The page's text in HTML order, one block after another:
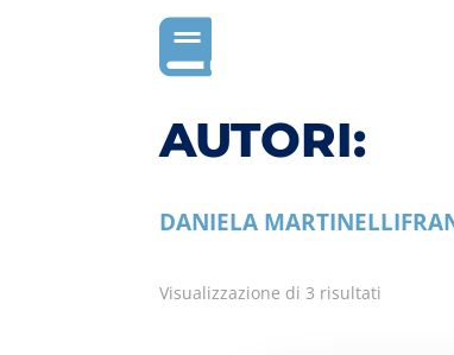

AUTORI:
DANIELA MARTINELLI
Visualizzazione di 3 risultati